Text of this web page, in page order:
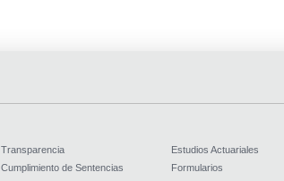
Transparencia
Cumplimiento de Sentencias
Estudios Actuariales
Formularios